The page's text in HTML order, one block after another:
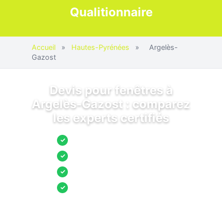
Qualitionnaire
Accueil » Hautes-Pyrénées »
Argelès-
Gazost
Devis pour fenêtres à
Argelès-Gazost : comparez
les experts certifiés
✓
✓
✓
✓